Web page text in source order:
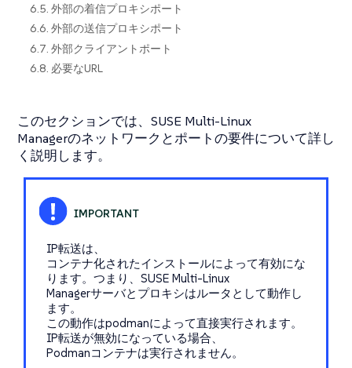
6.5. 外部の着信プロキシポート
6.6. 外部の送信プロキシポート
6.7. 外部クライアントポート
6.8. 必要なURL
このセクションでは、SUSE Multi-Linux
Managerのネットワークとポートの要件について詳し
く説明します。
IP転送は、
コンテナ化されたインストールによって有効にな
ります。つまり、SUSE Multi-Linux
Managerサーバとプロキシはルータとして動作し
ます。
この動作はpodmanによって直接実行されます。
IP転送が無効になっている場合、
Podmanコンテナは実行されません。